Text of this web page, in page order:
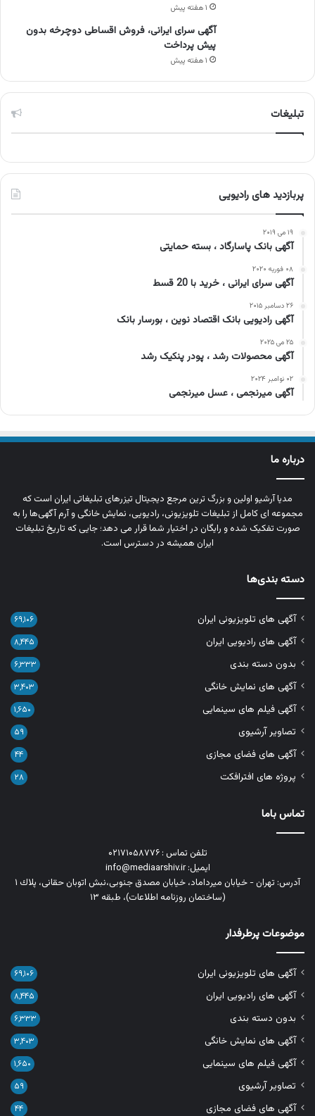
۱ هفته پیش
آگهی سرای ایرانی، فروش اقساطی دوچرخه بدون
پیش پرداخت
۱ هفته پیش
تبلیغات
پربازدید های رادیویی
۱۹ می ۲۰۱۹
آگهی بانک پاسارگاد ، بسته حمایتی
۰۸ فوریه ۲۰۲۰
آگهی سرای ایرانی ، خرید با 20 قسط
۲۶ دسامبر ۲۰۱۵
آگهی رادیویی بانک اقتصاد نوین ، بورسار بانک
۲۵ می ۲۰۲۵
آگهی محصولات رشد ، پودر پنکیک رشد
۰۲ نوامبر ۲۰۲۴
آگهی میرنجمی ، عسل میرنجمی
درباره ما
مدیا آرشیو اولین و بزرگ‌ ترین مرجع دیجیتال تیزرهای تبلیغاتی ایران است که
مجموعه‌ ای کامل از تبلیغات تلویزیونی، رادیویی، نمایش خانگی و آرم‌ آگهی‌ها را به‌
صورت تفکیک‌ شده و رایگان در اختیار شما قرار می‌ دهد؛ جایی که تاریخ تبلیغات
ایران همیشه در دسترس است.
دسته بندی‌ها
آگهی های تلویزیونی ایران ۶۹,۱۰۶
آگهی های رادیویی ایران ۸,۴۴۵
بدون دسته بندی ۶,۳۳۳
آگهی های نمایش خانگی ۳,۴۰۳
آگهی فیلم های سینمایی ۱,۶۵۰
تصاویر آرشیوی ۵۹
آگهی های فضای مجازی ۴۴
پروژه های افترافکت ۲۸
تماس باما
تلفن تماس : ۰۲۱۷۱۰۵۸۷۷۶
ایمیل: info@mediaarshiv.ir
آدرس: تهران - خیابان میرداماد، خیابان مصدق جنوبی،نبش اتوبان حقانی، پلاك ١
(ساختمان روزنامه اطلاعات)، طبقه ۱۳
موضوعات پرطرفدار
آگهی های تلویزیونی ایران ۶۹,۱۰۶
آگهی های رادیویی ایران ۸,۴۴۵
بدون دسته بندی ۶,۳۳۳
آگهی های نمایش خانگی ۳,۴۰۳
آگهی فیلم های سینمایی ۱,۶۵۰
تصاویر آرشیوی ۵۹
آگهی های فضای مجازی ۴۴